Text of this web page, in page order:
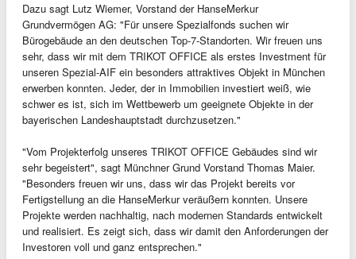
Dazu sagt Lutz Wiemer, Vorstand der HanseMerkur
Grundvermögen AG: "Für unsere Spezialfonds suchen wir
Bürogebäude an den deutschen Top-7-Standorten. Wir freuen uns
sehr, dass wir mit dem TRIKOT OFFICE als erstes Investment für
unseren Spezial-AIF ein besonders attraktives Objekt in München
erwerben konnten. Jeder, der in Immobilien investiert weiß, wie
schwer es ist, sich im Wettbewerb um geeignete Objekte in der
bayerischen Landeshauptstadt durchzusetzen."
"Vom Projekterfolg unseres TRIKOT OFFICE Gebäudes sind wir
sehr begeistert", sagt Münchner Grund Vorstand Thomas Maier.
"Besonders freuen wir uns, dass wir das Projekt bereits vor
Fertigstellung an die HanseMerkur veräußern konnten. Unsere
Projekte werden nachhaltig, nach modernen Standards entwickelt
und realisiert. Es zeigt sich, dass wir damit den Anforderungen der
Investoren voll und ganz entsprechen."